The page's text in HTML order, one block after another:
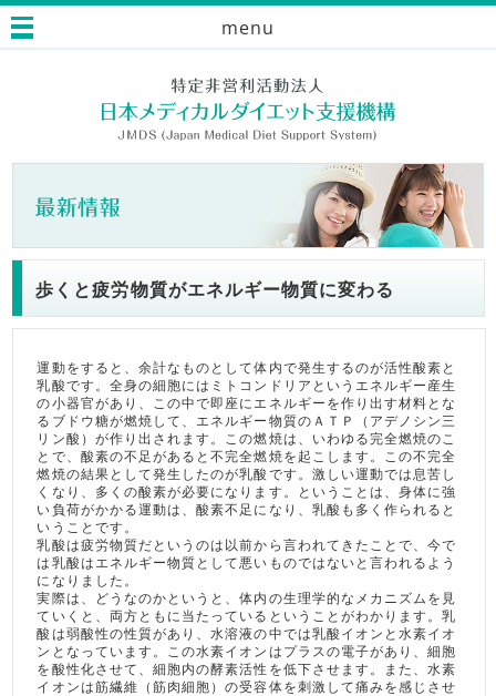
menu
歩くと疲労物質がエネルギー物質に変わる
運動をすると、余計なものとして体内で発生するのが活性酸素と
乳酸です。全身の細胞にはミトコンドリアというエネルギー産生
の小器官があり、この中で即座にエネルギーを作り出す材料とな
るブドウ糖が燃焼して、エネルギー物質のＡＴＰ（アデノシン三
リン酸）が作り出されます。この燃焼は、いわゆる完全燃焼のこ
とで、酸素の不足があると不完全燃焼を起こします。この不完全
燃焼の結果として発生したのが乳酸です。激しい運動では息苦し
くなり、多くの酸素が必要になります。ということは、身体に強
い負荷がかかる運動は、酸素不足になり、乳酸も多く作られると
いうことです。
乳酸は疲労物質だというのは以前から言われてきたことで、今で
は乳酸はエネルギー物質として悪いものではないと言われるよう
になりました。
実際は、どうなのかというと、体内の生理学的なメカニズムを見
ていくと、両方ともに当たっているということがわかります。乳
酸は弱酸性の性質があり、水溶液の中では乳酸イオンと水素イオ
ンとなっています。この水素イオンはプラスの電子があり、細胞
を酸性化させて、細胞内の酵素活性を低下させます。また、水素
イオンは筋繊維（筋肉細胞）の受容体を刺激して痛みを感じさせ